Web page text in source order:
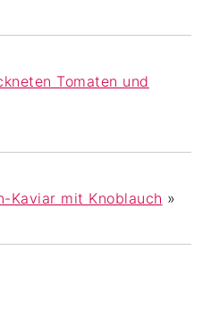
Tomaten und
Kaviar mit Knoblauch »